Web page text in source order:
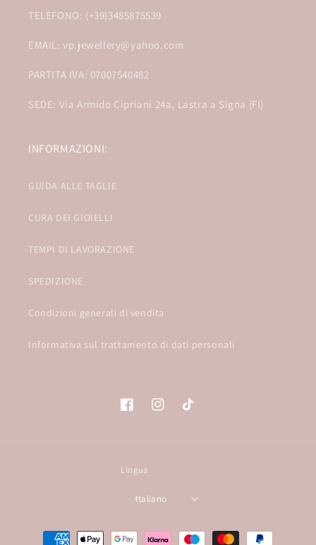
TELEFONO: (+39)3485875539
EMAIL: vp.jewellery@yahoo.com
PARTITA IVA: 07007540482
SEDE: Via Armido Cipriani 24a, Lastra a Signa (FI)
INFORMAZIONI:
GUIDA ALLE TAGLIE
CURA DEI GIOIELLI
TEMPI DI LAVORAZIONE
SPEDIZIONE
Condizioni generali di vendita
Informativa sul trattamento di dati personali
FacebookInstagramTikTok
Lingua
Italiano
Metodi